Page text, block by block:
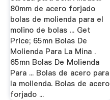
80mm de acero forjado
bolas de molienda para el
molino de bolas ... Get
Price; 65mn Bolas De
Molienda Para La Mina .
65mn Bolas De Molienda
Para ... Bolas de acero para
la molienda. Bolas de acero
forjado ...